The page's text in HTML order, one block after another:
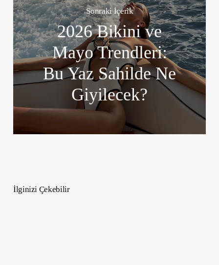
Sonraki İçerik
2026 Bikini ve
Mayo Trendleri:
Bu Yaz Sahilde Ne
Giyilecek?
İlginizi Çekebilir